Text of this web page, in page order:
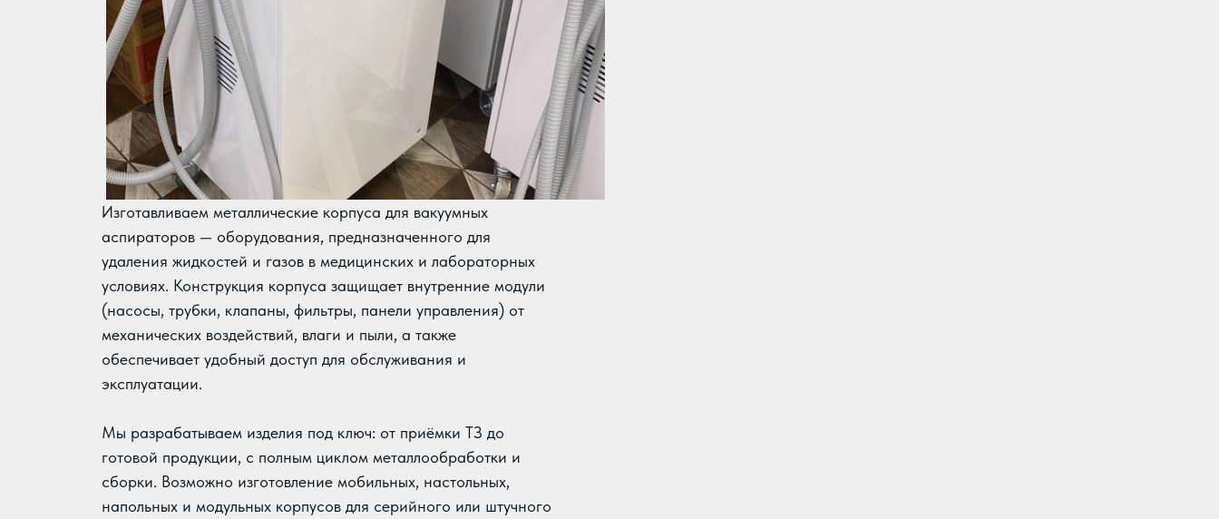
Изготавливаем металлические корпуса для вакуумных
аспираторов — оборудования, предназначенного для
удаления жидкостей и газов в медицинских и лабораторных
условиях. Конструкция корпуса защищает внутренние модули
(насосы, трубки, клапаны, фильтры, панели управления) от
механических воздействий, влаги и пыли, а также
обеспечивает удобный доступ для обслуживания и
эксплуатации.
Мы разрабатываем изделия под ключ: от приёмки ТЗ до
готовой продукции, с полным циклом металлообработки и
сборки. Возможно изготовление мобильных, настольных,
напольных и модульных корпусов для серийного или штучного